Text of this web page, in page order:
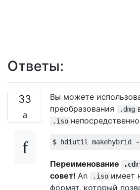
Ответы:
33 Вы можете
преобразования
.dmg
.iso
Переименование .cdr
совет! An .iso имеет
формат, который